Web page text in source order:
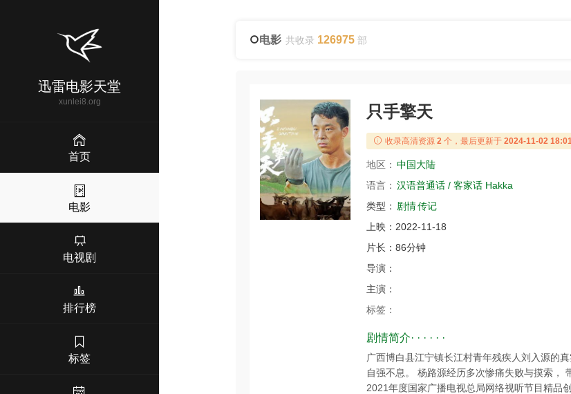
迅雷电影天堂
xunlei8.org
首页
电影
电视剧
排行榜
标签
电影 共收录 126975 部
只手擎天
收录高清资源 2 个，最后更新于 2024-11-02
地区： 中国大陆
语言： 汉语普通话 / 客家话 Hakka
类型： 剧情传记
上映： 2022-11-18
片长： 86分钟
导演：
主演：
标签：
剧情简介· · · · · ·
广西博白县江宁镇长江村青年残疾人刘入源的
自强不息。 杨路源经历多次惨痛失败与摸索，
2021年度国家广播电视总局网络视听节目精品